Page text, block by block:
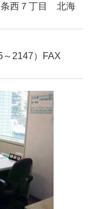
西７丁目 北海
2147）FAX